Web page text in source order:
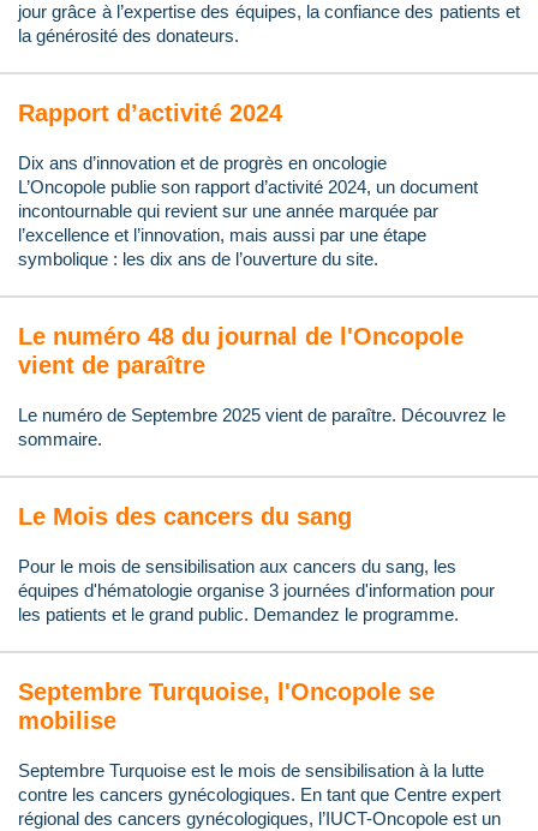
jour grâce à l’expertise des équipes, la confiance des patients et
la générosité des donateurs.
Rapport d’activité 2024
Dix ans d’innovation et de progrès en oncologie
L’Oncopole publie son rapport d’activité 2024, un document
incontournable qui revient sur une année marquée par
l’excellence et l’innovation, mais aussi par une étape
symbolique : les dix ans de l’ouverture du site.
Le numéro 48 du journal de l'Oncopole
vient de paraître
Le numéro de Septembre 2025 vient de paraître. Découvrez le
sommaire.
Le Mois des cancers du sang
Pour le mois de sensibilisation aux cancers du sang, les
équipes d'hématologie organise 3 journées d'information pour
les patients et le grand public. Demandez le programme.
Septembre Turquoise, l'Oncopole se
mobilise
Septembre Turquoise est le mois de sensibilisation à la lutte
contre les cancers gynécologiques. En tant que Centre expert
régional des cancers gynécologiques, l’IUCT-Oncopole est un